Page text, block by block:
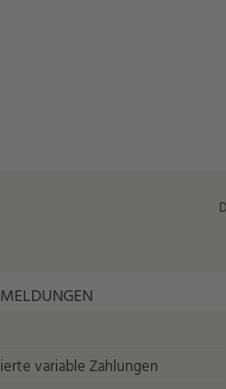
variable Zahlungen